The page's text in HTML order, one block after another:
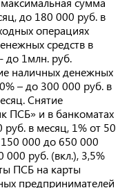
до 180 000 руб. в
операциях
средств в
до 1млн. руб.
наличных денежных
– до 300 000 руб. в
Снятие
ПСБ» и в банкоматах
в месяц, 1% от 50
000 до 650 000
000 руб. (вкл.), 3,5%
ПСБ на карты
предпринимателей